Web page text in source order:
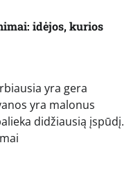
idėjos, kurios
yra gera
yra malonus
didžiausią įspūdį.